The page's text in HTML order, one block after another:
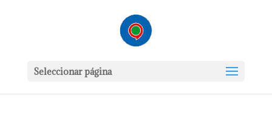
Seleccionar página